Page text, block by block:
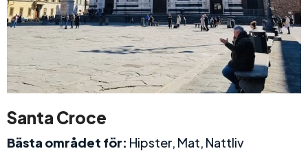
Santa Croce
Bästa området för: Hipster, Mat, Nattliv